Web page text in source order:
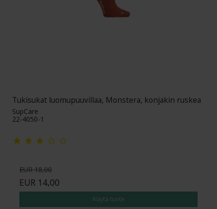
Tukisukat luomupuuvillaa, Monstera, konjakin ruskea
SupCare
22-4050-1
EUR 18,00
EUR 14,00
Näytä tuote